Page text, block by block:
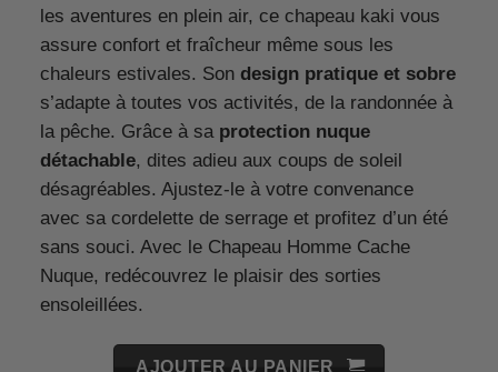
les aventures en plein air, ce chapeau kaki vous
assure confort et fraîcheur même sous les
chaleurs estivales. Son design pratique et sobre
s’adapte à toutes vos activités, de la randonnée à
la pêche. Grâce à sa protection nuque
détachable, dites adieu aux coups de soleil
désagréables. Ajustez-le à votre convenance
avec sa cordelette de serrage et profitez d’un été
sans souci. Avec le Chapeau Homme Cache
Nuque, redécouvrez le plaisir des sorties
ensoleillées.
AJOUTER AU PANIER